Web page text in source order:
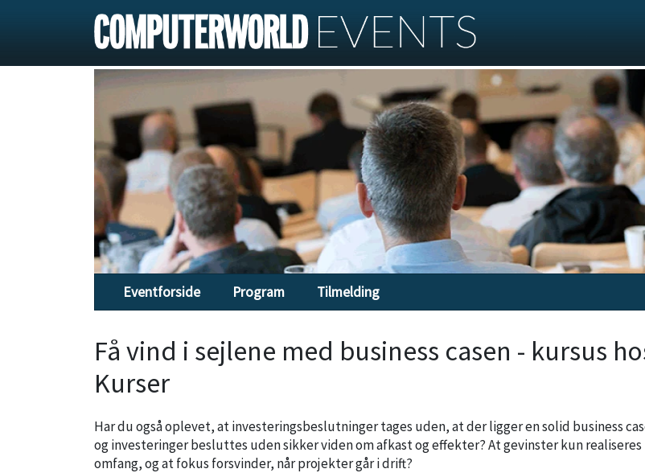
Eventforside Program Tilmelding
Få vind i sejlene med business casen - kursus
Kurser
Har du også oplevet, at investeringsbeslutninger tages uden, at der ligger en solid business
og investeringer besluttes uden sikker viden om afkast og effekter? At gevinster kun
omfang, og at fokus forsvinder, når projekter går i drift?